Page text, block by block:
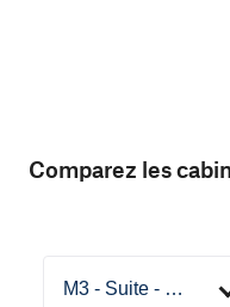
Comparez les